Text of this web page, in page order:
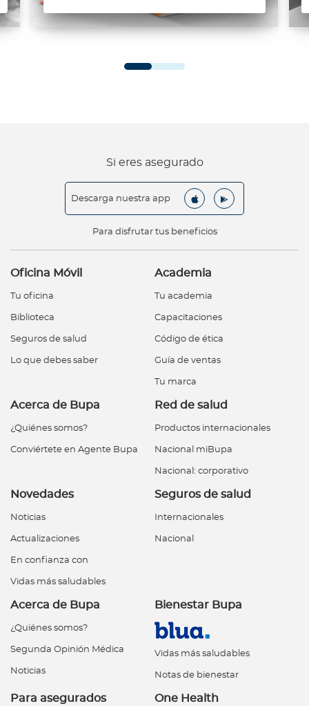
Si eres asegurado
Descarga nuestra app
Para disfrutar tus beneficios
Oficina Móvil
Tu oficina
Biblioteca
Seguros de salud
Lo que debes saber
Academia
Tu academia
Capacitaciones
Código de ética
Guía de ventas
Tu marca
Acerca de Bupa
¿Quiénes somos?
Conviértete en Agente Bupa
Red de salud
Productos internacionales
Nacional miBupa
Nacional: corporativo
Novedades
Noticias
Actualizaciones
En confianza con
Vidas más saludables
Seguros de salud
Internacionales
Nacional
Acerca de Bupa
¿Quiénes somos?
Segunda Opinión Médica
Noticias
Bienestar Bupa
Vidas más saludables
Notas de bienestar
Para asegurados One Health